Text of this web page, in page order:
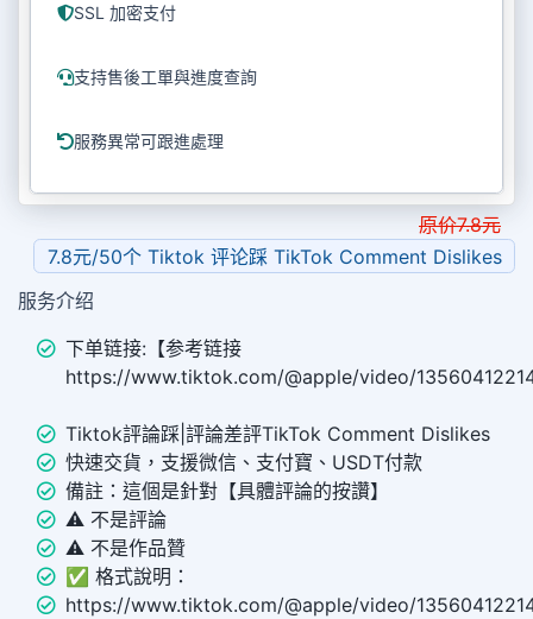
SSL 加密支付
支持售後工單與進度查詢
服務異常可跟進處理
原价7.8元
7.8元/50个 Tiktok 评论踩 TikTok Comment Dislikes
服务介绍
下单链接:【参考链接
https://www.tiktok.com/@apple/video/
Tiktok評論踩|評論差評TikTok Comment Dislikes
快速交貨，支援微信、支付寶、USDT付款
備註：這個是針對【具體評論的按讚】
⚠️ 不是評論
⚠️ 不是作品贊
✅ 格式說明：
https://www.tiktok.com/@apple/video/